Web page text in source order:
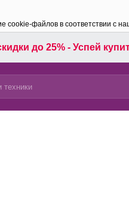
cookie-файлов в соответствии с
до 25% - Успей